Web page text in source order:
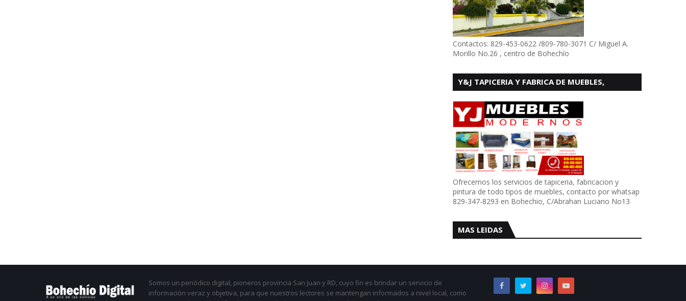
Contactos: 829-453-0622 /809-780-3071 C/ Miguel A.
Morillo No.26 , centro de Bohechío
Y&J TAPICERIA Y FABRICA DE MUEBLES,
Ofrecemos los servicios de tapiceria, fabricacion y
pintura de todo tipos de muebles, contacto por whatsap
829-347-8293 en Bohechio, C/Abrahan Luciano No13
MAS LEIDAS
Somos un periódico digital, pioneros provincia San Juan y RD, cuyo fin es brindar un servicio de
información veraz y objetiva, para que nuestros lectores se mantengan informados a nivel local, como